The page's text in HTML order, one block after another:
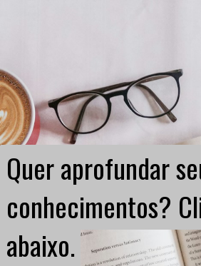
Quer aprofundar
conhecimentos?
abaixo.
Quer aprofundar
conhecimentos?
abaixo.